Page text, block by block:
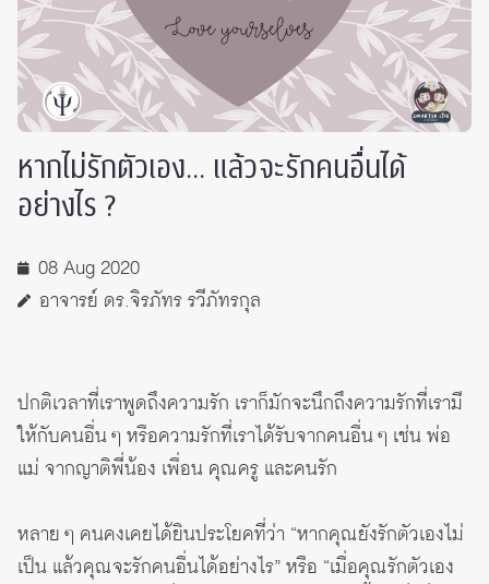
หากไม่รักตัวเอง… แล้วจะรักคนอื่นได้
อย่างไร ?
08 Aug 2020
อาจารย์ ดร.จิรภัทร รวีภัทรกุล
ปกติเวลาที่เราพูดถึงความรัก เราก็มักจะนึกถึงความรักที่เรามี
ให้กับคนอื่น ๆ หรือความรักที่เราได้รับจากคนอื่น ๆ เช่น พ่อ
แม่ จากญาติพี่น้อง เพื่อน คุณครู และคนรัก
หลาย ๆ คนคงเคยได้ยินประโยคที่ว่า “หากคุณยังรักตัวเองไม่
เป็น แล้วคุณจะรักคนอื่นได้อย่างไร” หรือ “เมื่อคุณรักตัวเอง